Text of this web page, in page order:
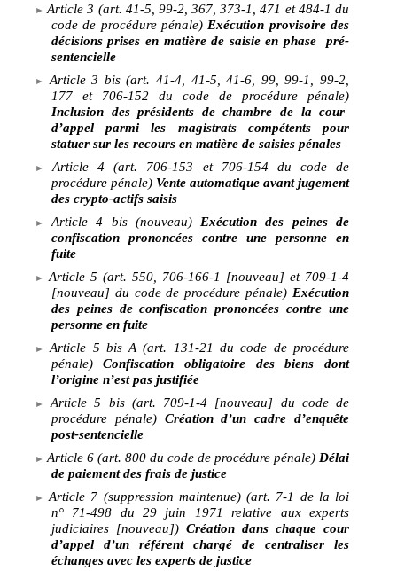
Article 3 (art. 41-5, 99-2, 367, 373-1, 471 et 484-1 du
code de procédure pénale)Exécution provisoire des
décisions prises en matière de saisie en phase
pré-
sentencielle
Article 3 bis (art. 41-4, 41-5, 41-6, 99, 99-1, 99-2,
177 et 706-152 du code de procédure pénale)
Inclusion des présidents de chambre de la cour
d’appel parmi les magistrats compétents pour
statuer sur les recours en matière de saisies pénales
Article 4 (art. 706-153 et 706-154 du code de
procédure pénale)Vente automatique avant jugement
des crypto-actifs saisis
Article 4 bis (nouveau) Exécution des peines de
confiscation prononcées contre une personne en
fuite
Article 5 (art. 550, 706-166-1 [nouveau] et 709-1-4
[nouveau] du code de procédure pénale) Exécution
des peines de confiscation prononcées contre une
personne en fuite
Article 5 bis A (art. 131-21 du code de procédure
pénale)Confiscation obligatoire des biens dont
l’origine n’est pas justifiée
Article 5 bis (art. 709-1-4 [nouveau] du code de
procédure pénale)Création d’un cadre d’enquête
post-sentencielle
Article 6 (art. 800 du code de procédure pénale) Délai
de paiement des frais de justice
Article 7 (suppression maintenue) (art. 7-1 de la loi
n° 71-498 du 29 juin 1971 relative aux experts
judiciaires [nouveau])Création dans chaque cour
d’appel d’un référent chargé de centraliser les
échanges avec les experts de justice